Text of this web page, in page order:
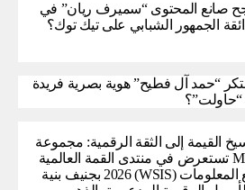
صانع المحتوى “سميرف ريان” في
الجمهور الشبابي على تيك توك؟
“حمد آل فطيح” هوية بصرية فريدة
القيمة إلى الثقة الرقمية: مجموعة
METRA تستعرض في منتدى القمة العالمية
لمجتمع المعلومات (WSIS) 2026 بجنيف بنية